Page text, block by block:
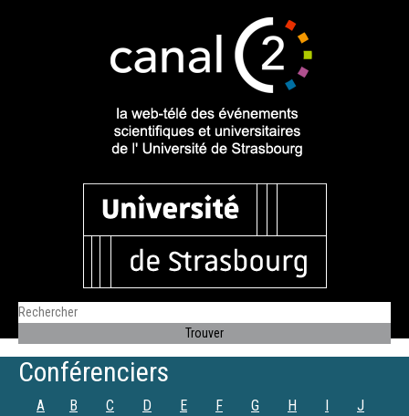
Conférenciers
A B C D E F G H I
J